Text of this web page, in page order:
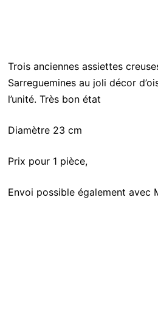
Trois anciennes assiettes
Sarreguemines au joli décor
l’unité. Très bon état
Diamètre 23 cm
Prix pour 1 pièce,
Envoi possible également avec